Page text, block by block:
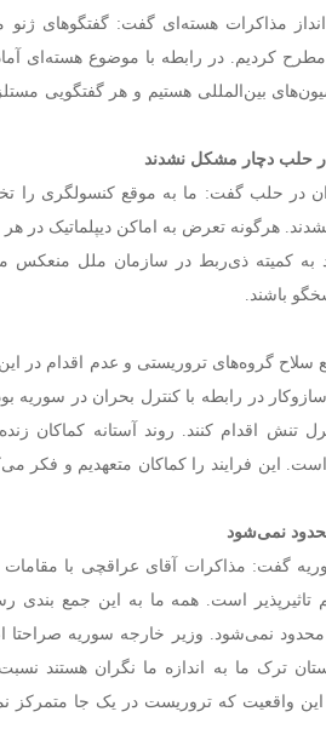
مذاکرات هسته‌ای گفت: گفتگوهای ژنو
کردیم. در رابطه با موضوع هسته‌ای
بین‌المللی هستیم و هر گفتگویی
حلب دچار مشکل نشدند
در حلب گفت: ما به موقع کنسولگری را
هرگونه تعرض به اماکن دیپلماتیک در
به کمیته ذی‌ربط در سازمان ملل منعکس
باشند.
سلاح گروه‌های تروریستی و عدم اقدام در
در رابطه با کنترل بحران در سوریه
تنش اقدام کنند. روند آستانه کماکان
این فرایند را کماکان متعهدیم و فکر
نمی‌شود
گفت: مذاکرات آقای عراقچی با مقامات
تاثیرپذیر است. همه ما به این جمع بندی
نمی‌شود. وزیر خارجه سوریه صراحتا
ترک ما به اندازه ما نگران هستند
واقعیت که تروریست در یک جا متمرکز